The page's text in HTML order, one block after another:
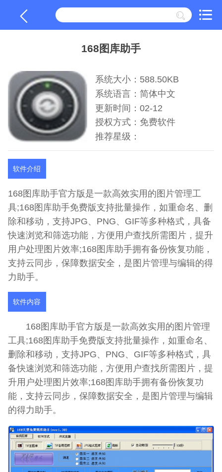
168图库助手
系统大小：588.50KB
系统语言：简体中文
更新时间：02-12
授权方式：免费软件
推荐星级：
软件介绍
168图库助手官方版是一款高效实用的图片管理工
具;168图库助手免费版支持批量操作，如重命名、删
除和移动，支持JPG、PNG、GIF等多种格式，具备
快速浏览和筛选功能，方便用户查找所需图片，提升
用户处理图片效率;168图库助手拥有备份恢复功能，
支持云同步，保障数据安全，是图片管理与编辑的得
力助手。
软件内容
168图库助手官方版是一款高效实用的图片管理
工具;168图库助手免费版支持批量操作，如重命名、
删除和移动，支持JPG、PNG、GIF等多种格式，具
备快速浏览和筛选功能，方便用户查找所需图片，提
升用户处理图片效率;168图库助手拥有备份恢复功
能，支持云同步，保障数据安全，是图片管理与编辑
的得力助手。